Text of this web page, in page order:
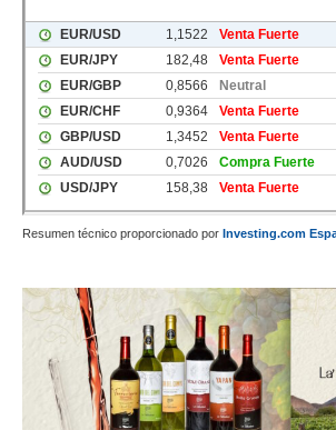
Resumen técnico proporcionado por Investing.com